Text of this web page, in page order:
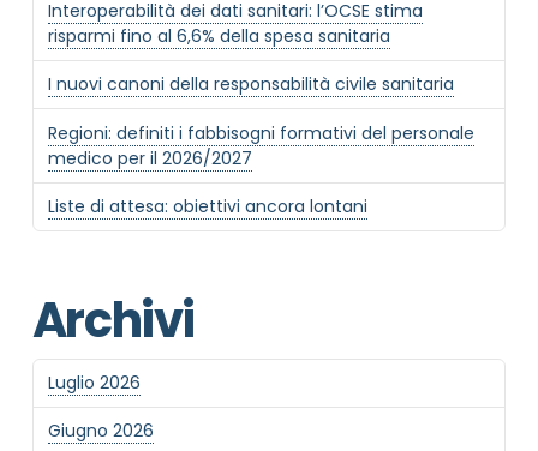
Interoperabilità dei dati sanitari: l’OCSE stima
risparmi fino al 6,6% della spesa sanitaria
I nuovi canoni della responsabilità civile sanitaria
Regioni: definiti i fabbisogni formativi del personale
medico per il 2026/2027
Liste di attesa: obiettivi ancora lontani
Archivi
Luglio 2026
Giugno 2026
MOTIVO DEL CONTATTO*
Privacy Policy completa
Newsletter
Desidero rimanere aggiornato sulle ultime
novità dell'Associazione tramite l'iscrizione alla
newsletter